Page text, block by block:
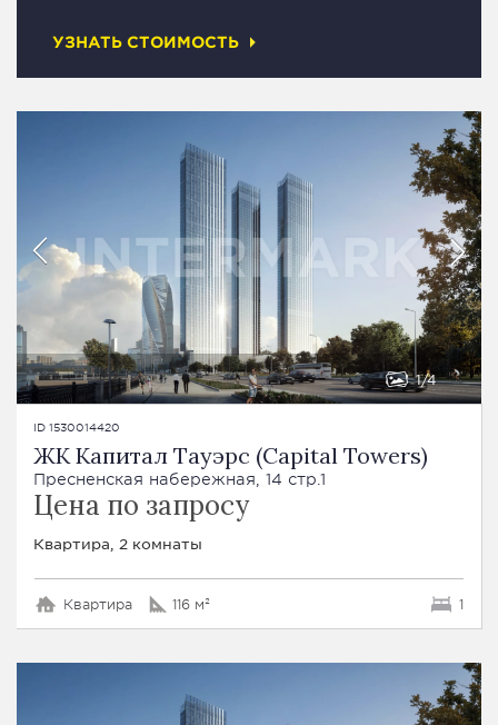
УЗНАТЬ СТОИМОСТЬ
1 4
ID 1530014420
ЖК Капитал Тауэрс (Capital Towers)
Пресненская набережная, 14 стр.1
Цена по запросу
Квартира, 2 комнаты
Квартира 116 м² 1